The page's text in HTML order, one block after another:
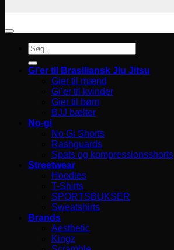
Søg
efter:
Gi’er til Brasiliansk Jiu Jitsu
Gier til mænd
Gi’er til kvinder
Gier til børn
BJJ bælter
No-gi
No Gi Shorts
Rashguards
Spats og kompressionsshorts
Streetwear
Hoodies
T-Shirts
SPORTSBUKSER
Sweatshirts
Brands
Aesthetic
Kingz